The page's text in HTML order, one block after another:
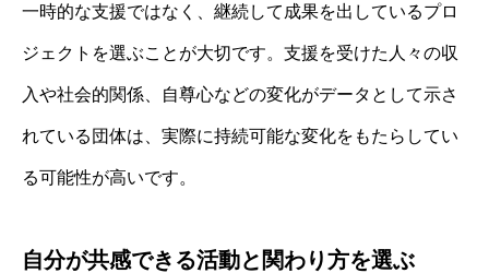
一時的な支援ではなく、継続して成果を出しているプロ
ジェクトを選ぶことが大切です。支援を受けた人々の収
入や社会的関係、自尊心などの変化がデータとして示さ
れている団体は、実際に持続可能な変化をもたらしてい
る可能性が高いです。
自分が共感できる活動と関わり方を選ぶ